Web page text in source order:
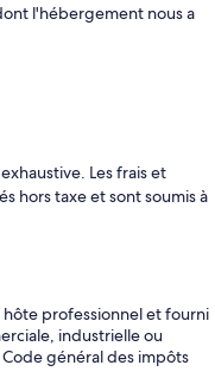
l'hébergement nous a
Les frais et
hors taxe et sont soumis à
professionnel et fourni
industrielle ou
Code général des impôts